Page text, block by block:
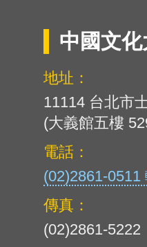
中國文
地址：
11114 台北市
(大義館五樓
電話：
(02)2861-0511
傳真：
(02)2861-5222